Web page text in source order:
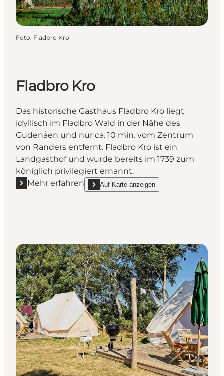
Foto: Fladbro Kro
Fladbro Kro
Das historische Gasthaus Fladbro Kro liegt
idyllisch im Fladbro Wald in der Nähe des
Gudenåen und nur ca. 10 min. vom Zentrum
von Randers entfernt. Fladbro Kro ist ein
Landgasthof und wurde bereits im 1739 zum
königlich privilegiert ernannt.
Mehr erfahren
Mehr erfahren "Fladbro Kro"Auf Karte anzeigen
show Fladbro Kro on_map